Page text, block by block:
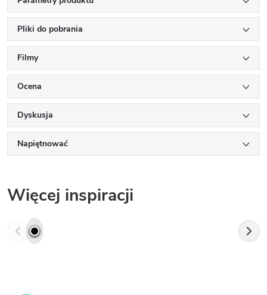
Pliki do pobrania
Filmy
Ocena
Dyskusja
Napiętnować
Więcej inspiracji